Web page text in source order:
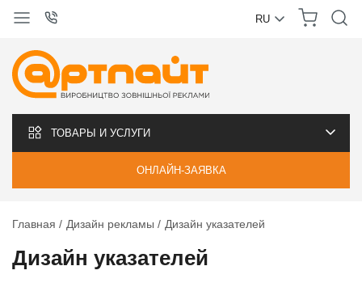
RU
ТОВАРЫ И УСЛУГИ
ОНЛАЙН-ЗАЯВКА
Главная Дизайн рекламы Дизайн указателей
Дизайн указателей